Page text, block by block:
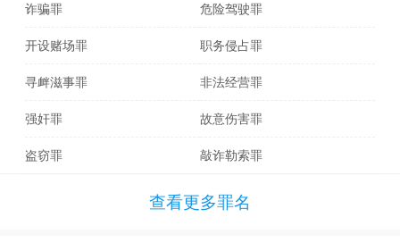
诈骗罪 危险驾驶罪
开设赌场罪 职务侵占罪
寻衅滋事罪 非法经营罪
强奸罪 故意伤害罪
盗窃罪 敲诈勒索罪
查看更多罪名